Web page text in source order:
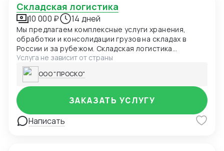
Складская логистика
10 000 ₽ 14 дней
Мы предлагаем комплексные услуги хранения,
обработки и консолидации грузов на складах в
России и за рубежом. Складская логистика
PROSCO™ — это решение «под ключ» для
импортеров, дистрибьюторов, интернет-магазинов
и производственных компаний, которым важно
своевременно управлять запасами и доставкой.
Услуга не зависит от страны
ООО "ПРОСКО"
Написать
ЗАКАЗАТЬ УСЛУГУ